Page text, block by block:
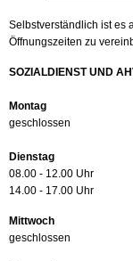
Selbstverständlich ist es
Öffnungszeiten zu
SOZIALDIENST UND
Montag
geschlossen
Dienstag
08.00 - 12.00 Uhr
14.00 - 17.00 Uhr
Mittwoch
geschlossen